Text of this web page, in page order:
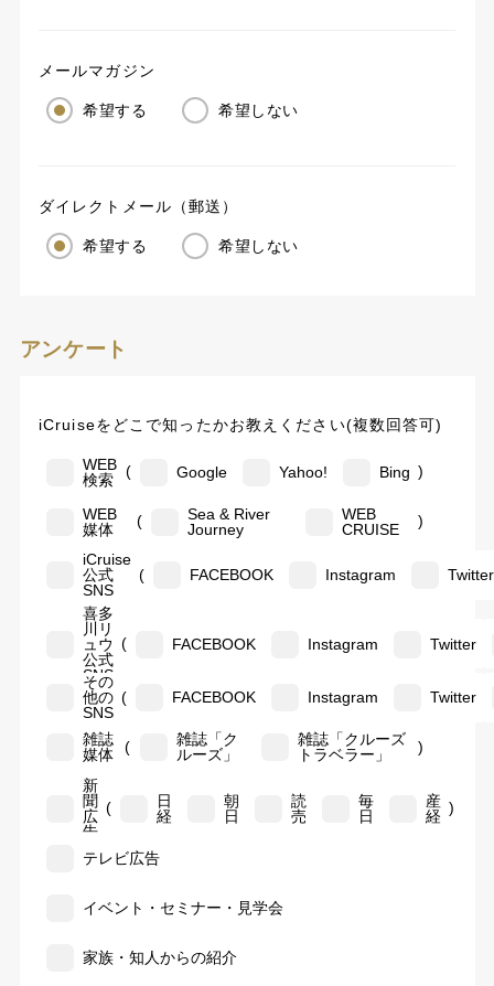
メールマガジン
希望する 希望しない
ダイレクトメール（郵送）
希望する 希望しない
アンケート
iCruiseをどこで知ったかお教えください(複数回答可)
WEB
検索
( Google Yahoo! Bing )
WEB
媒体
(
Sea & River
Journey
WEB
CRUISE
)
iCruise
公式
SNS
( FACEBOOK Instagram Twitter
喜多
川リ
ュウ
公式
SNS
( FACEBOOK Instagram Twitter
その
他の
SNS
( FACEBOOK Instagram Twitter
雑誌
媒体
(
雑誌「ク
ルーズ」
雑誌「クルーズ
トラベラー」
)
新
聞
広
告
(
日
経
朝
日
読
売
毎
日
産
経 )
テレビ広告
イベント・セミナー・見学会
家族・知人からの紹介